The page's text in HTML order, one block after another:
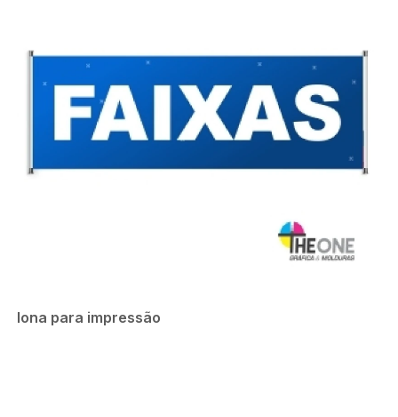
lona para impressão